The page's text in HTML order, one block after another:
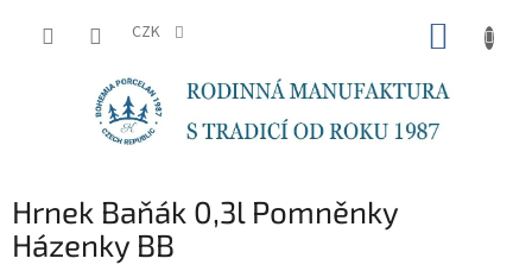
CZK
Hrnek Baňák 0,3l Pomněnky
Házenky BB